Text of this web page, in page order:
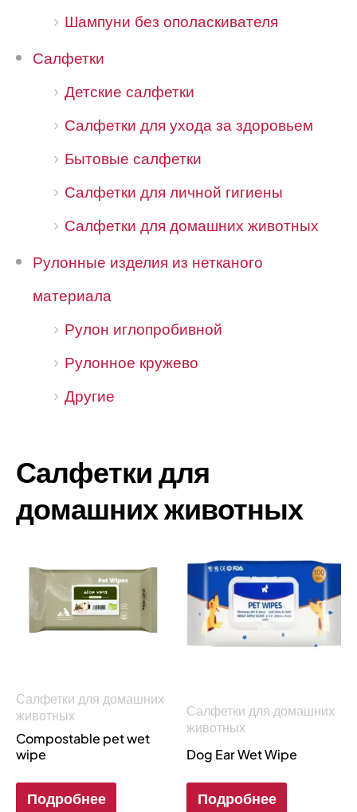
Шампуни без ополаскивателя
Салфетки
Детские салфетки
Салфетки для ухода за здоровьем
Бытовые салфетки
Салфетки для личной гигиены
Салфетки для домашних животных
Рулонные изделия из нетканого
материала
Рулон иглопробивной
Рулонное кружево
Другие
Салфетки для
домашних животных
Салфетки для домашних
животных
Compostable pet wet
wipe
Подробнее
Салфетки для домашних
животных
Dog Ear Wet Wipe
Подробнее